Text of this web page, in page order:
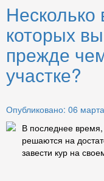
которых
прежде
участке?
Опубликовано: 06
В последнее время,
решаются на
завести кур на